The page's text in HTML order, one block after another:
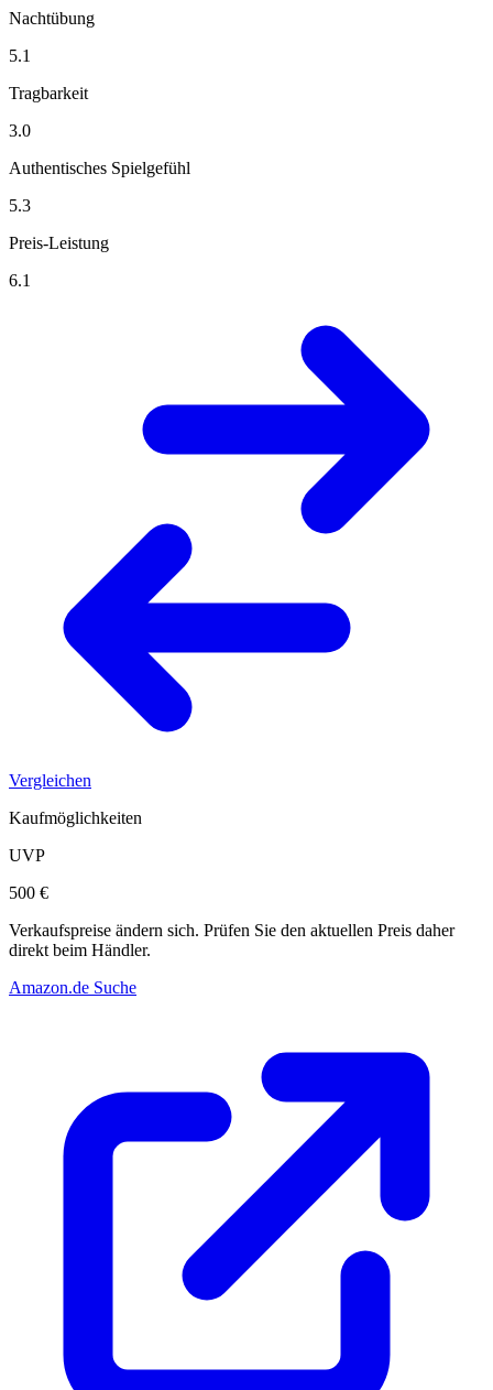
Nachtübung
5.1
Tragbarkeit
3.0
Authentisches Spielgefühl
5.3
Preis-Leistung
6.1
Vergleichen
Kaufmöglichkeiten
UVP
500 €
Verkaufspreise ändern sich. Prüfen Sie den aktuellen Preis daher
direkt beim Händler.
Amazon.de Suche